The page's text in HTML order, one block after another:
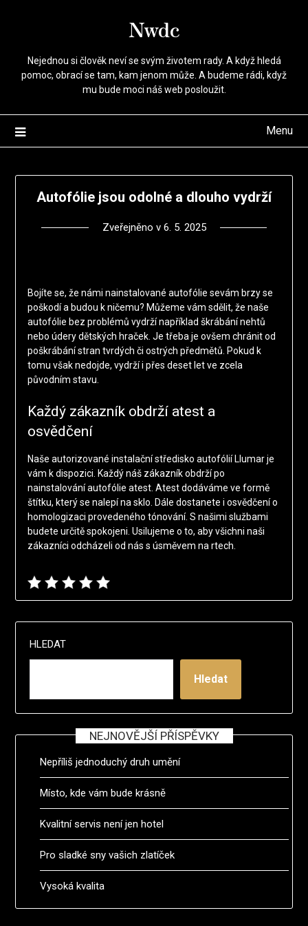
Nwdc
Nejednou si člověk neví se svým životem rady. A když hledá
pomoc, obrací se tam, kam jenom může. A budeme rádi, když
mu bude moci náš web posloužit.
Menu
Autofólie jsou odolné a dlouho vydrží
Zveřejněno v 6. 5. 2025
Bojíte se, že námi nainstalované autofólie sevám brzy se
poškodí a budou k ničemu? Můžeme vám sdělit, že naše
autofólie bez problémů vydrží například škrábání nehtů
nebo údery dětských hraček. Je třeba je ovšem chránit od
poškrábání stran tvrdých či ostrých předmětů. Pokud k
tomu však nedojde, vydrží i přes deset let ve zcela
původním stavu.
Každý zákazník obdrží atest a
osvědčení
Naše autorizované instalační středisko autofólií Llumar je
vám k dispozici. Každý náš zákazník obdrží po
nainstalování autofólie atest. Atest dodáváme ve formě
štítku, který se nalepí na sklo. Dále dostanete i osvědčení o
homologizaci provedeného tónování. S našimi službami
budete určitě spokojeni. Usilujeme o to, aby všichni naši
zákazníci odcházeli od nás s úsměvem na rtech.
HLEDAT
Hledat
NEJNOVĚJŠÍ PŘÍSPĚVKY
Nepříliš jednoduchý druh umění
Místo, kde vám bude krásně
Kvalitní servis není jen hotel
Pro sladké sny vašich zlatíček
Vysoká kvalita